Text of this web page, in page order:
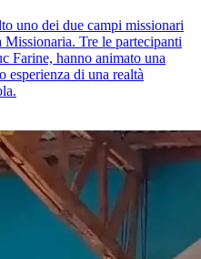
uno dei due campi missionari
Tre le partecipanti
Farine, hanno animato una
esperienza di una realtà